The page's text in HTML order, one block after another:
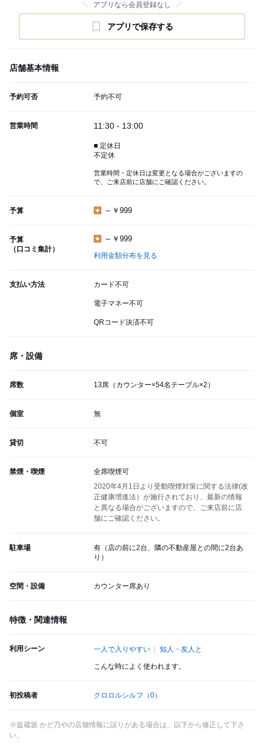
アプリなら会員登録なし
アプリで保存する
店舗基本情報
予約可否 予約不可
営業時間 11:30 - 13:00
■ 定休日
不定休
営業時間・定休日は変更となる場合がございますの
で、ご来店前に店舗にご確認ください。
予算 ～￥999
予算
（口コミ集計）
～￥999
利用金額分布を見る
支払い方法 カード不可
電子マネー不可
QRコード決済不可
席・設備
席数 13席（カウンター×54名テーブル×2）
個室 無
貸切 不可
禁煙・喫煙
全席喫煙可
2020年4月1日より受動喫煙対策に関する法律(改
正健康増進法）が施行されており、最新の情報
と異なる場合がございますので、ご来店前に店
舗にご確認ください。
駐車場
有（店の前に2台、隣の不動産屋との間に2台あ
り）
空間・設備 カウンター席あり
特徴・関連情報
利用シーン 一人で入りやすい 知人・友人と
こんな時によく使われます。
初投稿者 クロロルシルフ （0）
※益蔵坂 かど乃やの店舗情報に誤りがある場合は、以下から修正して下さ
い。